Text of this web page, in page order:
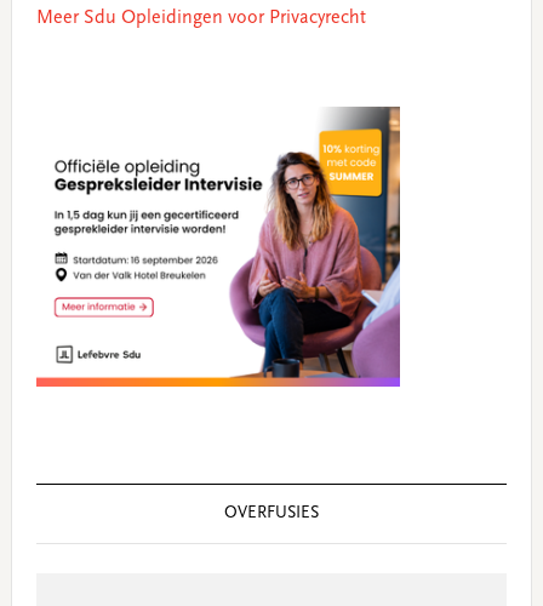
Meer Sdu Opleidingen voor Privacyrecht
OVERFUSIES